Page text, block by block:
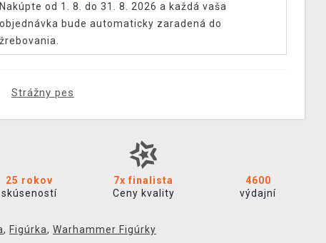
Nakúpte od 1. 8. do 31. 8. 2026 a každá vaša
objednávka bude automaticky zaradená do
žrebovania.
Strážny pes
25 rokov
skúseností
7x finalista
Ceny kvality
4600
výdajní
, Figúrka, Warhammer Figúrky